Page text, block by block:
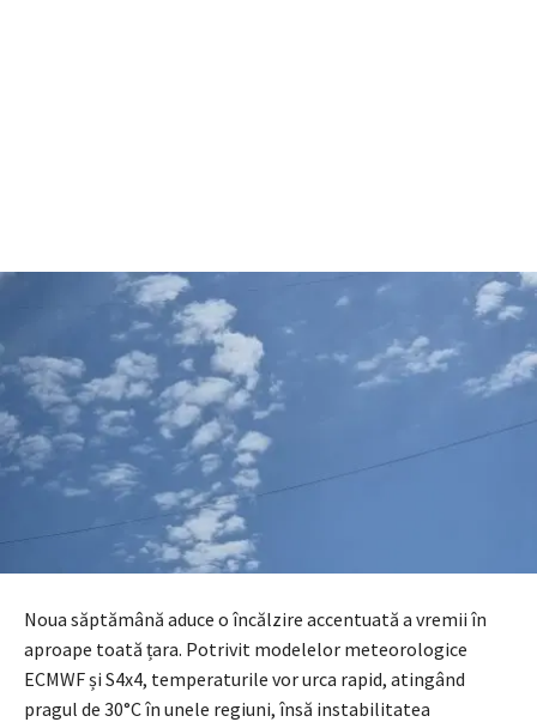
Noua săptămână aduce o încălzire accentuată a vremii în
aproape toată țara. Potrivit modelelor meteorologice
ECMWF și S4x4, temperaturile vor urca rapid, atingând
pragul de 30°C în unele regiuni, însă instabilitatea